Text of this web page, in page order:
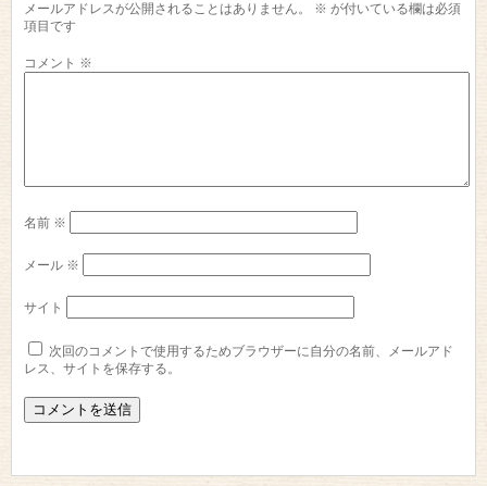
メールアドレスが公開されることはありません。 ※ が付いている欄は必須
項目です
コメント ※
名前 ※
メール ※
サイト
次回のコメントで使用するためブラウザーに自分の名前、メールアド
レス、サイトを保存する。